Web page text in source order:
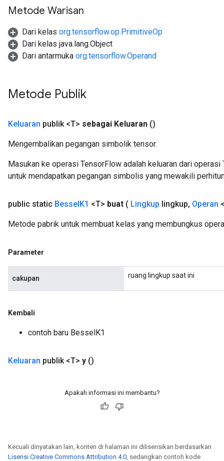
Metode Warisan
Dari kelas org.tensorflow.op.PrimitiveOp
Dari kelas java.lang.Object
Dari antarmuka org.tensorflow.Operand
Metode Publik
Keluaran publik <T> sebagai Keluaran ()
Mengembalikan pegangan simbolik tensor.
Masukan ke operasi TensorFlow adalah keluaran dari
untuk mendapatkan pegangan simbolis yang mewakili
public static BesselK1 <T> buat ( Lingkup lingkup, Operan
Metode pabrik untuk membuat kelas yang membungkus
Parameter
cakupan ruang lingkup saat ini
Kembali
contoh baru BesselK1
Keluaran publik <T> y ()
Apakah informasi ini membantu?
Kecuali dinyatakan lain, konten di halaman ini dilisensikan berdasarkan
Lisensi Creative Commons Attribution 4.0, sedangkan contoh kode